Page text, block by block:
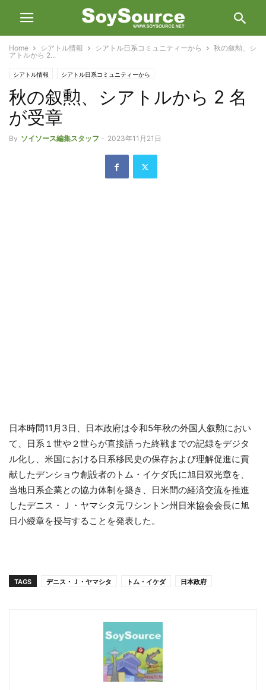
Home シアトル情報 シアトル日系コミュニティーから
秋の叙勲、シ
アトルから 2...
シアトル情報 シアトル日系コミュニティーから
秋の叙勲、シアトルから 2 名
が受章
By ソイソース編集スタッフ - 2023年11月21日
日本時間11月3日、日本政府は令和5年秋の外国人叙勲におい
て、日系１世や２世らが直接語った終戦までの記録をデジタ
ル化し、米国における日系移民史の保存および理解促進に貢
献したデンショウ創設者のトム・イケダ氏に旭日双光章を、
当地日系企業との協力体制を築き、日米間の経済交流を推進
したデニス・Ｊ・ヤマシタ元ワシントン州日米協会会長に旭
日小綬章を授与することを発表した。
TAGS デニス・Ｊ・ヤマシタ トム・イケダ 日本政府